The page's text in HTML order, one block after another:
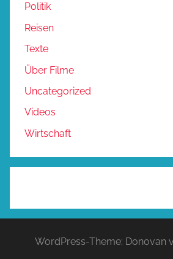
Politik
Reisen
Texte
Über Filme
Uncategorized
Videos
Wirtschaft
WordPress-Theme: Donovan